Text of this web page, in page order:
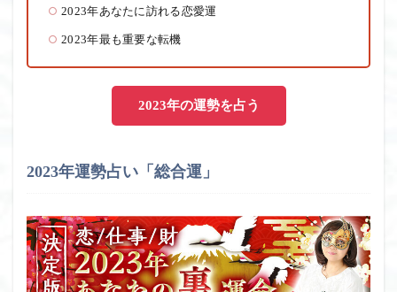
2023年あなたに訪れる恋愛運
2023年最も重要な転機
2023年の運勢を占う
2023年運勢占い「総合運」